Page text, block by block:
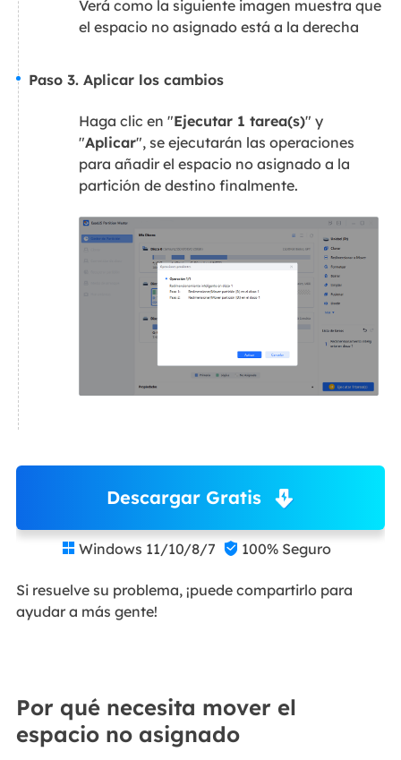
Verá como la siguiente imagen muestra que
el espacio no asignado está a la derecha
Paso 3. Aplicar los cambios
Haga clic en "Ejecutar 1 tarea(s)" y
"Aplicar", se ejecutarán las operaciones
para añadir el espacio no asignado a la
partición de destino finalmente.
Descargar Gratis
 Windows 11/10/8/7  100% Seguro
Si resuelve su problema, ¡puede compartirlo para
ayudar a más gente!
Por qué necesita mover el
espacio no asignado